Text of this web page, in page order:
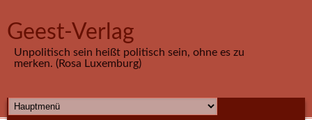
Geest-Verlag
Unpolitisch sein heißt politisch sein, ohne es zu
merken. (Rosa Luxemburg)
HAUPTMENÜ